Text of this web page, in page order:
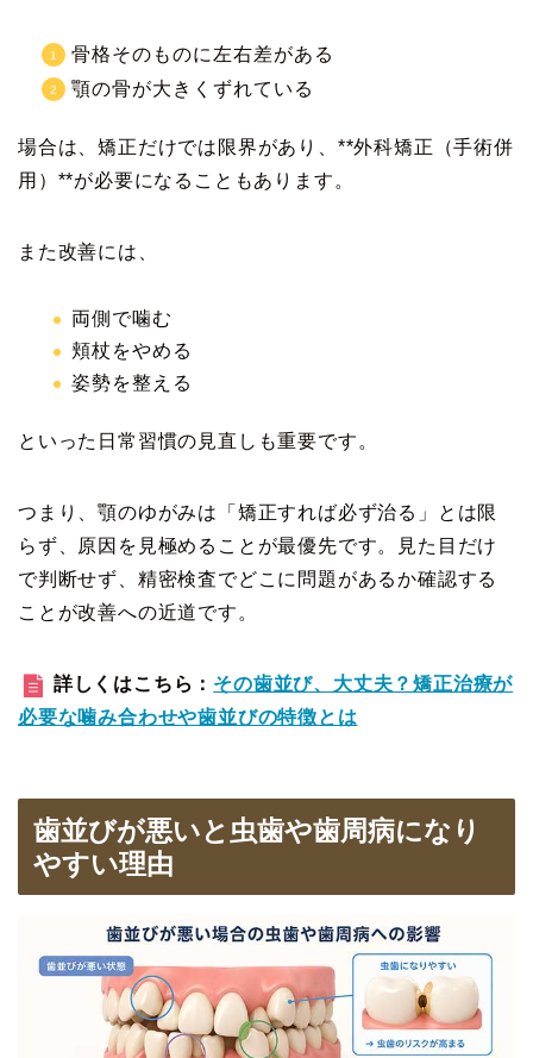
骨格そのものに左右差がある
顎の骨が大きくずれている
場合は、矯正だけでは限界があり、**外科矯正（手術併
用）**が必要になることもあります。
また改善には、
両側で噛む
頬杖をやめる
姿勢を整える
といった日常習慣の見直しも重要です。
つまり、顎のゆがみは「矯正すれば必ず治る」とは限
らず、原因を見極めることが最優先です。見た目だけ
で判断せず、精密検査でどこに問題があるか確認する
ことが改善への近道です。
詳しくはこちら： その歯並び、大丈夫？矯正治療が
必要な噛み合わせや歯並びの特徴とは
歯並びが悪いと虫歯や歯周病になり
やすい理由